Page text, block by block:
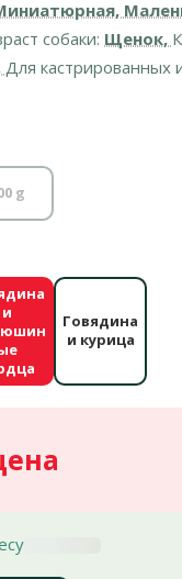
собаки: Щенок,
Для кастрированных
g
и
Говядина
и курица